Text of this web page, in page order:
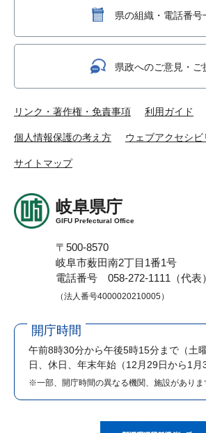
県の組織・電話番号
県政へのご意見・ご
リンク・著作権・免責事項 利用ガイド
個人情報保護の考え方 ウェブアクセシ
サイトマップ
岐阜県庁
GIFU Prefectural Office
〒500-8570
岐阜市薮田南2丁目1番1号
電話番号 058-272-1111（代表）
（法人番号4000020210005）
開庁時間
午前8時30分から午後5時15分まで （土
日、休日、年末年始（12月29日から1月
※一部、開庁時間の異なる機関、施設がありま